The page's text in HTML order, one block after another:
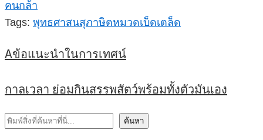
คนกล้า
Tags: พุทธศาสนสุภาษิตหมวดเบ็ดเตล็ด
Aข้อแนะนำในการเทศน์
กาลเวลา ย่อมกินสรรพสัตว์พร้อมทั้งตัวมันเอง
ค้นหา ค้นหา